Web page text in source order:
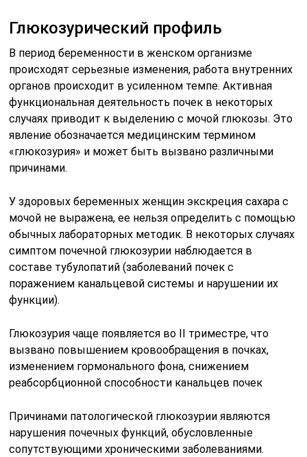
Глюкозурический профиль
В период беременности в женском организме
происходят серьезные изменения, работа внутренних
органов происходит в усиленном темпе. Активная
функциональная деятельность почек в некоторых
случаях приводит к выделению с мочой глюкозы. Это
явление обозначается медицинским термином
«глюкозурия» и может быть вызвано различными
причинами.
У здоровых беременных женщин экскреция сахара с
мочой не выражена, ее нельзя определить с помощью
обычных лабораторных методик. В некоторых случаях
симптом почечной глюкозурии наблюдается в
составе тубулопатий (заболеваний почек с
поражением канальцевой системы и нарушении их
функции).
Глюкозурия чаще появляется во II триместре, что
вызвано повышением кровообращения в почках,
изменением гормонального фона, снижением
реабсорбционной способности канальцев почек
Причинами патологической глюкозурии являются
нарушения почечных функций, обусловленные
сопутствующими хроническими заболеваниями.